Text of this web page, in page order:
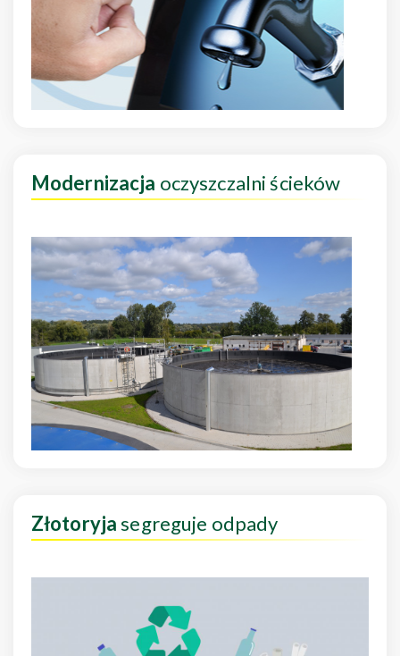
Modernizacja oczyszczalni ścieków
Złotoryjasegreguje odpady